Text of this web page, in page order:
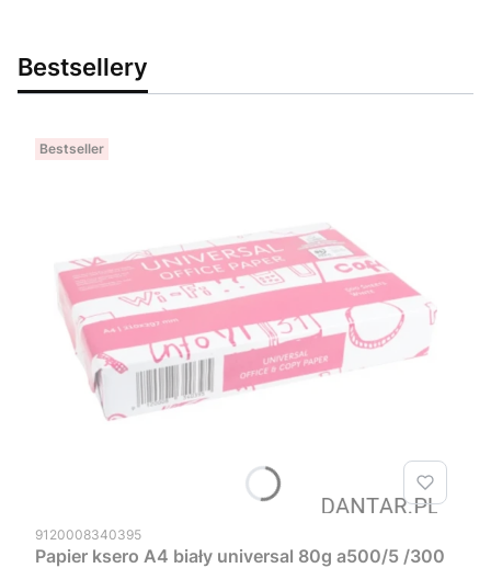
Bestsellery
Bestseller
Kod produktu
9120008340395
Papier ksero A4 biały universal 80g a500/5 /300